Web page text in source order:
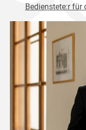
Bedienstete:r für